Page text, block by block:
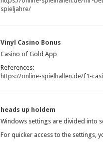
spieljahre/
Vinyl Casino Bonus
Casino of Gold App
References:
https://online-spielhallen.de/f1-
heads up holdem
Windows settings are divided into
For quicker access to the settings,